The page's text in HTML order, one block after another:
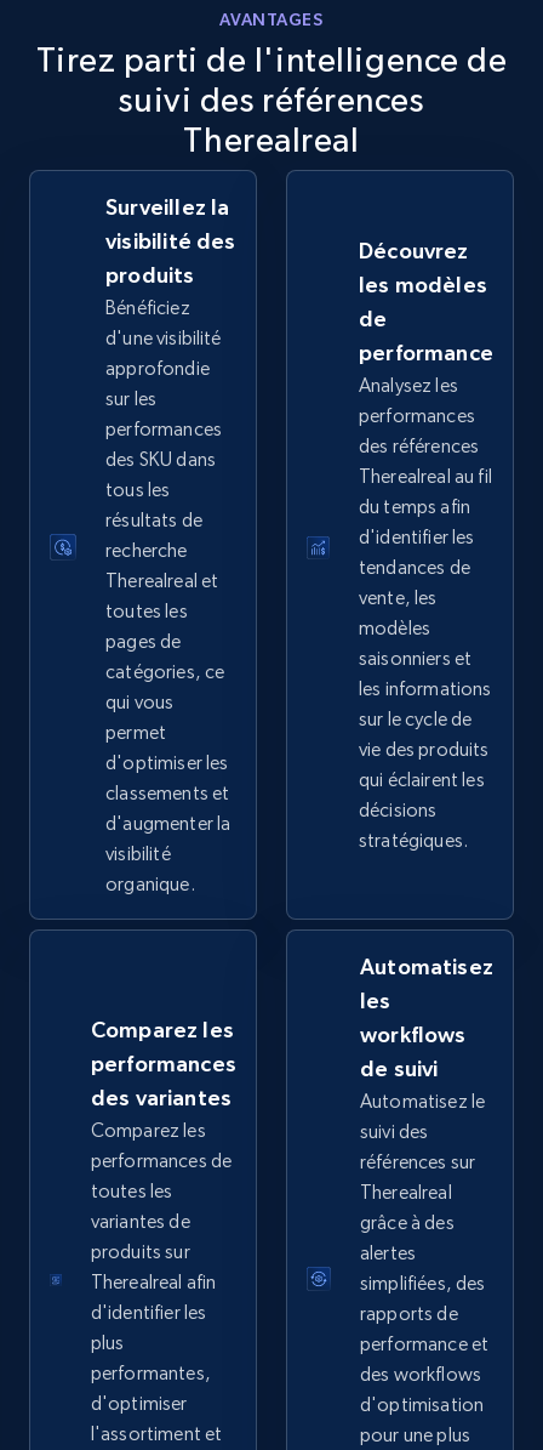
359+ Commencer
eBay - Collect records by category
URL, Product id, Title, Seller name, Seller rating,
Seller reviews, Breadcrumbs, Root category, and
Commencer
Google Shopping
URL, Product id, Title, Product description,
Rating, Reviews count, Images, Variations, and
more.
Commencer
Google Shopping - collects products from
web using keywords
URL, Product id, Title, Product description,
Rating, Reviews count, Images, Variations, and
Home Depot US
URL, Domain, Country code, Model number,
Sku, Product id, Product name, Manufacturer,
2.1K+ Commencer
Home Depot US - Gather data on products
URL, Domain, Country code, Model number,
Sku, Product id, Product name, Manufacturer,
and more.
AVANTAGES
Tirez parti de l'intelligence de
suivi des références
Therealreal
Surveillez la
visibilité des
produits
Bénéficiez
d'une visibilité
approfondie
sur les
performances
des SKU dans
tous les
résultats de
recherche
Therealreal et
toutes les
pages de
catégories, ce
qui vous
permet
d'optimiser les
classements et
d'augmenter la
visibilité
organique.
Découvrez
les modèles
de
performance
Analysez les
performances
des références
Therealreal au fil
du temps afin
d'identifier les
tendances de
vente, les
modèles
saisonniers et
les informations
sur le cycle de
vie des produits
qui éclairent les
décisions
stratégiques.
Comparez les
performances
des variantes
Comparez les
performances de
toutes les
variantes de
produits sur
Therealreal afin
d'identifier les
plus
performantes,
d'optimiser
l'assortiment et
Automatisez
les
workflows
de suivi
Automatisez le
suivi des
références sur
Therealreal
grâce à des
alertes
simplifiées, des
rapports de
performance et
des workflows
d'optimisation
pour une plus